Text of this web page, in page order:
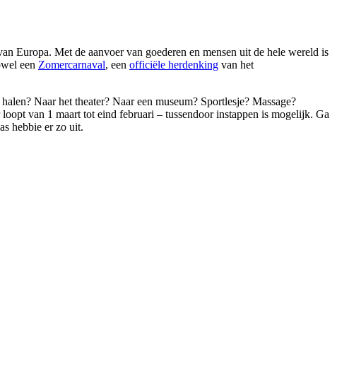
Europa. Met de aanvoer van goederen en mensen uit de hele wereld is
een Zomercarnaval, een officiële herdenking van het
Naar het theater? Naar een museum? Sportlesje? Massage?
loopt van 1 maart tot eind februari – tussendoor instappen is mogelijk. Ga
hebbie er zo uit.